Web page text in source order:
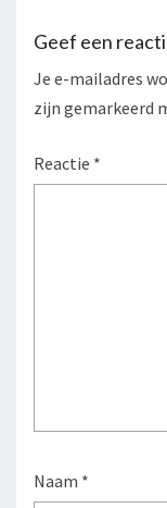
Geef een
Je e-mailadres
zijn gemarkeerd
Reactie *
Naam *